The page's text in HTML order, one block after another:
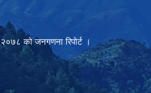
को जनगणना रिपोर्ट ।